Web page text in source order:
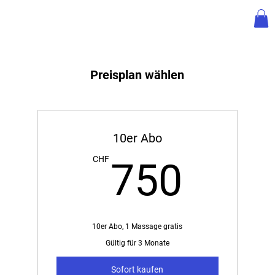
Preisplan wählen
10er Abo
CHF 750
10er Abo, 1 Massage gratis
Gültig für 3 Monate
Sofort kaufen